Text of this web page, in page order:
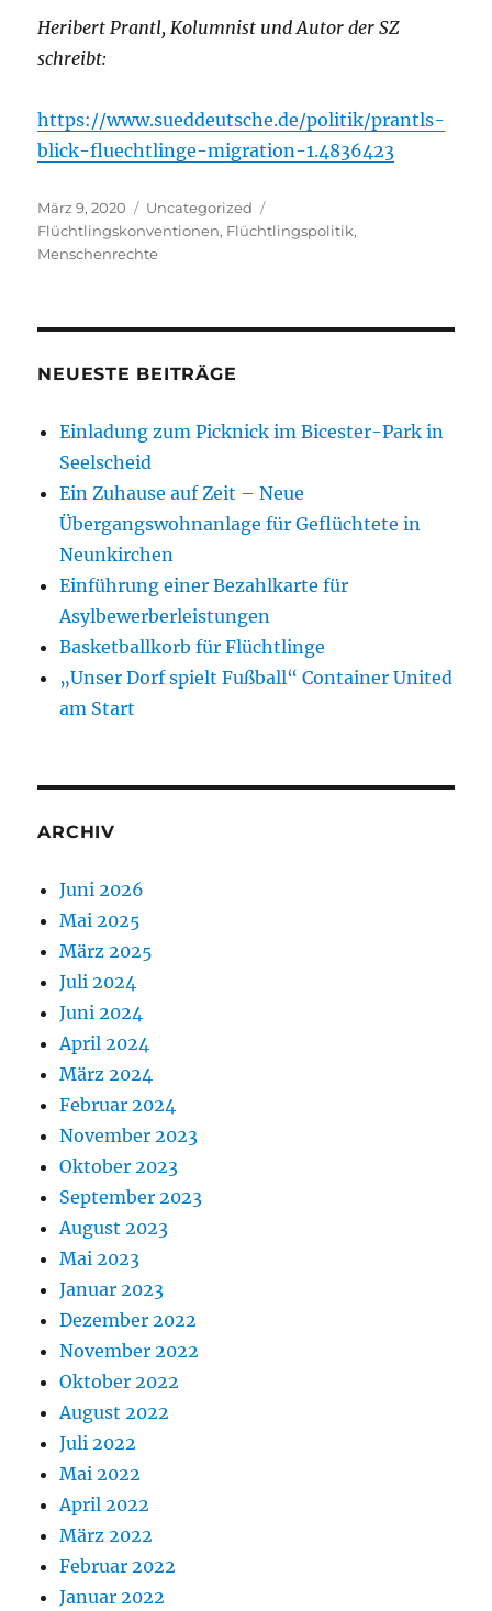
Heribert Prantl, Kolumnist und Autor der SZ
schreibt:
https://www.sueddeutsche.de/politik/prantls-
blick-fluechtlinge-migration-1.4836423
Veröffentlicht
am
März 9, 2020 Kategorien
Uncategorized
Flüchtlingskonventionen, Flüchtlingspolitik,
Menschenrechte
NEUESTE BEITRÄGE
Einladung zum Picknick im Bicester-Park in
Seelscheid
Ein Zuhause auf Zeit – Neue
Übergangswohnanlage für Geflüchtete in
Neunkirchen
Einführung einer Bezahlkarte für
Asylbewerberleistungen
Basketballkorb für Flüchtlinge
„Unser Dorf spielt Fußball“ Container United
am Start
ARCHIV
Juni 2026
Mai 2025
März 2025
Juli 2024
Juni 2024
April 2024
März 2024
Februar 2024
November 2023
Oktober 2023
September 2023
August 2023
Mai 2023
Januar 2023
Dezember 2022
November 2022
Oktober 2022
August 2022
Juli 2022
Mai 2022
April 2022
März 2022
Februar 2022
Januar 2022